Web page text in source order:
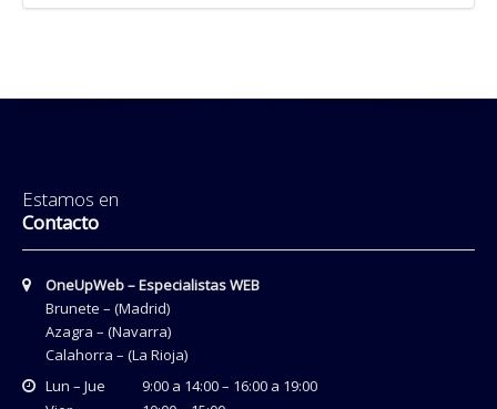
Estamos en
Contacto
OneUpWeb – Especialistas WEB
Brunete – (Madrid)
Azagra – (Navarra)
Calahorra – (La Rioja)
Lun – Jue
9:00 a 14:00 – 16:00 a 19:00